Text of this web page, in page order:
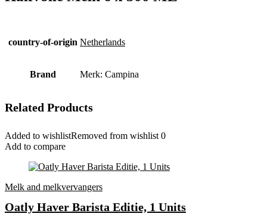
country-of-origin ‎Netherlands
Brand Merk: Campina
Related Products
Added to wishlistRemoved from wishlist 0
Add to compare
Melk and melkvervangers
Oatly Haver Barista Editie, 1 Units